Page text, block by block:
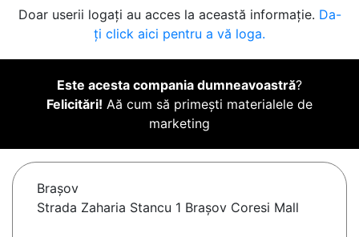
Doar userii logați au acces la această informație. Da-
ți click aici pentru a vă loga.
Este acesta compania dumneavoastră?
Felicitări! Aă cum să primești materialele de
marketing
Braşov
Strada Zaharia Stancu 1 Brașov Coresi Mall